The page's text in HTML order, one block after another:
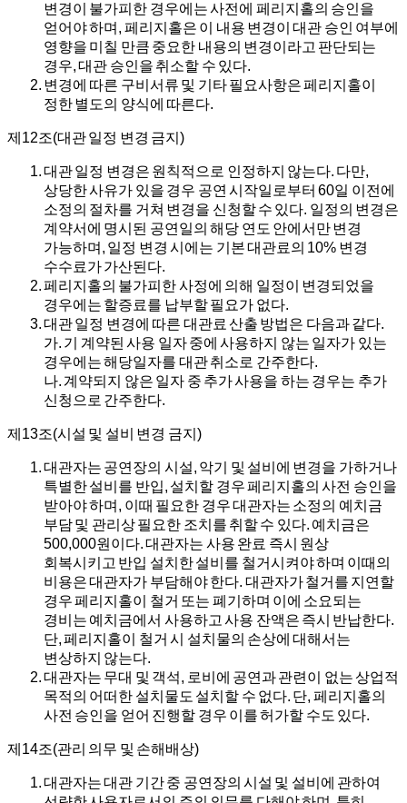
변경이 불가피한 경우에는 사전에 페리지홀의 승인을
얻어야 하며, 페리지홀은 이 내용 변경이 대관 승인 여부에
영향을 미칠 만큼 중요한 내용의 변경이라고 판단되는
경우, 대관 승인을 취소할 수 있다.
변경에 따른 구비서류 및 기타 필요사항은 페리지홀이
정한 별도의 양식에 따른다.
제12조(대관 일정 변경 금지)
대관 일정 변경은 원칙적으로 인정하지 않는다. 다만,
상당한 사유가 있을 경우 공연 시작일로부터 60일 이전에
소정의 절차를 거쳐 변경을 신청할 수 있다. 일정의 변경은
계약서에 명시된 공연일의 해당 연도 안에서만 변경
가능하며, 일정 변경 시에는 기본 대관료의 10% 변경
수수료가 가산된다.
페리지홀의 불가피한 사정에 의해 일정이 변경되었을
경우에는 할증료를 납부할 필요가 없다.
대관 일정 변경에 따른 대관료 산출 방법은 다음과 같다.
가. 기 계약된 사용 일자 중에 사용하지 않는 일자가 있는
경우에는 해당일자를 대관 취소로 간주한다.
나.계약되지 않은 일자 중 추가 사용을 하는 경우는 추가
신청으로 간주한다.
제13조(시설 및 설비 변경 금지)
대관자는 공연장의 시설, 악기 및 설비에 변경을 가하거나
특별한 설비를 반입, 설치할 경우 페리지홀의 사전 승인을
받아야 하며, 이때 필요한 경우 대관자는 소정의 예치금
부담 및 관리상 필요한 조치를 취할 수 있다. 예치금은
500,000원이다. 대관자는 사용 완료 즉시 원상
회복시키고 반입 설치한 설비를 철거시켜야 하며 이때의
비용은 대관자가 부담해야 한다. 대관자가 철거를 지연할
경우 페리지홀이 철거 또는 폐기하며 이에 소요되는
경비는 예치금에서 사용하고 사용 잔액은 즉시 반납한다.
단, 페리지홀이 철거 시 설치물의 손상에 대해서는
변상하지 않는다.
대관자는 무대 및 객석, 로비에 공연과 관련이 없는 상업적
목적의 어떠한 설치물도 설치할 수 없다. 단, 페리지홀의
사전 승인을 얻어 진행할 경우 이를 허가할 수도 있다.
제14조(관리 의무 및 손해배상)
대관자는 대관 기간 중 공연장의 시설 및 설비에 관하여